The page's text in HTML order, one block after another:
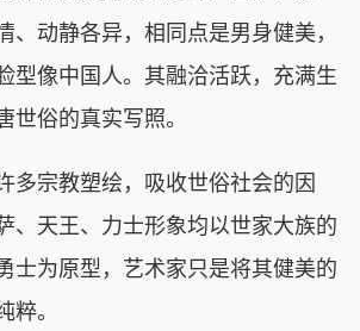
、动静各异，相同点是男身健美，
型像中国人。其融洽活跃，充满生
世俗的真实写照。
宗教塑绘，吸收世俗社会的因
、天王、力士形象均以世家大族的
士为原型，艺术家只是将其健美的
粹。